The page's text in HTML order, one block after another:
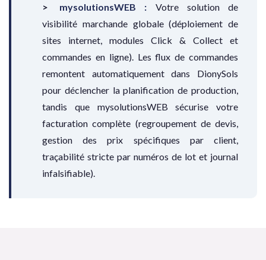
mysolutionsWEB : Votre solution de
visibilité marchande globale (déploiement de
sites internet, modules Click & Collect et
commandes en ligne). Les flux de commandes
remontent automatiquement dans DionySols
pour déclencher la planification de production,
tandis que mysolutionsWEB sécurise votre
facturation complète (regroupement de devis,
gestion des prix spécifiques par client,
traçabilité stricte par numéros de lot et journal
infalsifiable).